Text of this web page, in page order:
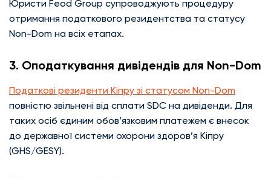
Юристи Feod Group супроводжують процедуру
отримання податкового резидентства та статусу
Non-Dom на всіх етапах.
3️. Оподаткування дивідендів для Non-Dom
Податкові резиденти Кіпру зі статусом Non-Dom
повністю звільнені від сплати SDC на дивіденди. Для
таких осіб єдиним обов’язковим платежем є внесок
до державної системи охорони здоров’я Кіпру
(GHS/GESY).